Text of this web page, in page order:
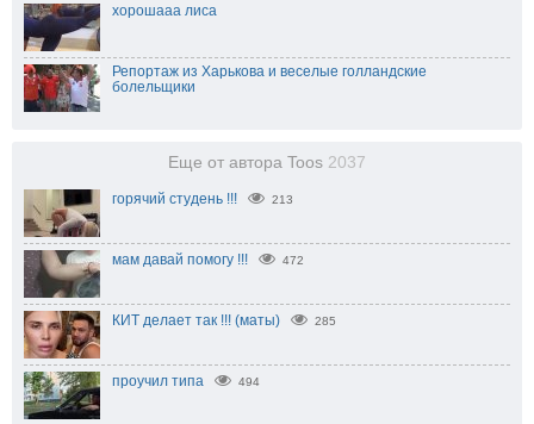
хорошааа лиса
Репортаж из Харькова и веселые голландские
болельщики
Еще от автора Toos 2037
горячий студень !!! 213
мам давай помогу !!! 472
КИТ делает так !!! (маты) 285
проучил типа 494